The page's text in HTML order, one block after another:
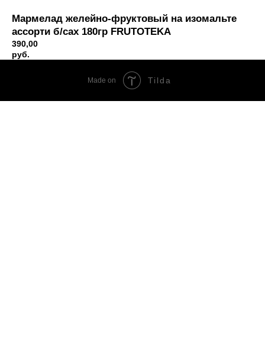
Мармелад желейно-фруктовый на изомальте
ассорти б/сах 180гр FRUTOTEKA
390,00
руб.
Made on Tilda